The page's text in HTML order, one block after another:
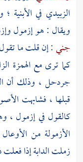
الزبيدي في
ويقال : هو إزمول
جني: إن قلت ما
كما ترى مع الهمزة
جردحل ، وذلك أن
قبلها ، فشابهت
كالقول في إزمول
الأزمولة من
زملت الدابة إذا